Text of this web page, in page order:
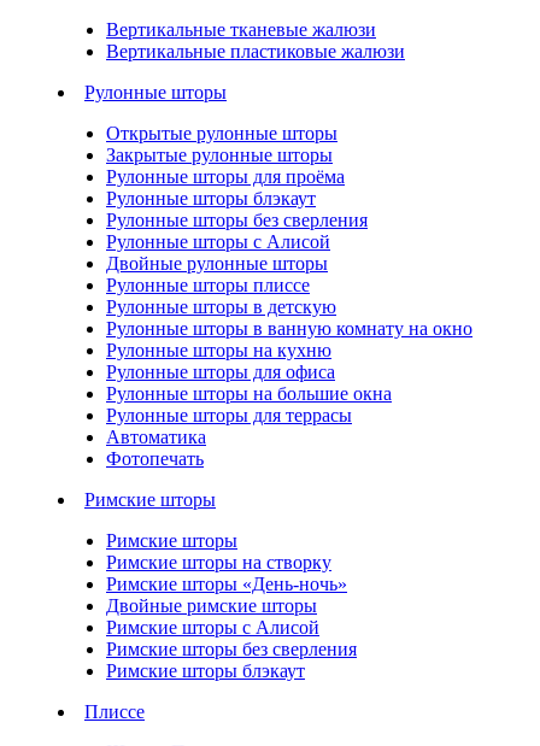
Вертикальные тканевые жалюзи
Вертикальные пластиковые жалюзи
Рулонные шторы
Открытые рулонные шторы
Закрытые рулонные шторы
Рулонные шторы для проёма
Рулонные шторы блэкаут
Рулонные шторы без сверления
Рулонные шторы с Алисой
Двойные рулонные шторы
Рулонные шторы плиссе
Рулонные шторы в детскую
Рулонные шторы в ванную комнату на окно
Рулонные шторы на кухню
Рулонные шторы для офиса
Рулонные шторы на большие окна
Рулонные шторы для террасы
Автоматика
Фотопечать
Римские шторы
Римские шторы
Римские шторы на створку
Римские шторы «День-ночь»
Двойные римские шторы
Римские шторы с Алисой
Римские шторы без сверления
Римские шторы блэкаут
Плиссе